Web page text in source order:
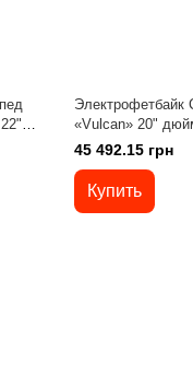
(1)
рама
Электрофетбайк
«Vulcan» 20"
70740 (1) рама
стальная,
1200W, 2
2х48V18AH
45 492.15 грн
Купить